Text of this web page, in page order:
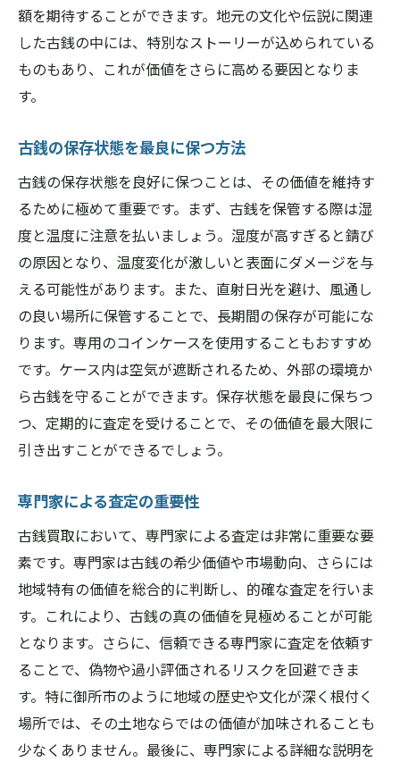
適切な時期を選んで売却する
交渉力を向上させる方法
市場価値に基づく価格交渉術
地域の特徴を利用して価格を引き上げる
額を期待することができます。地元の文化や伝説に関連
した古銭の中には、特別なストーリーが込められている
ものもあり、これが価値をさらに高める要因となりま
す。
古銭の保存状態を最良に保つ方法
古銭の保存状態を良好に保つことは、その価値を維持す
るために極めて重要です。まず、古銭を保管する際は湿
度と温度に注意を払いましょう。湿度が高すぎると錆び
の原因となり、温度変化が激しいと表面にダメージを与
える可能性があります。また、直射日光を避け、風通し
の良い場所に保管することで、長期間の保存が可能にな
ります。専用のコインケースを使用することもおすすめ
です。ケース内は空気が遮断されるため、外部の環境か
ら古銭を守ることができます。保存状態を最良に保ちつ
つ、定期的に査定を受けることで、その価値を最大限に
引き出すことができるでしょう。
専門家による査定の重要性
古銭買取において、専門家による査定は非常に重要な要
素です。専門家は古銭の希少価値や市場動向、さらには
地域特有の価値を総合的に判断し、的確な査定を行いま
す。これにより、古銭の真の価値を見極めることが可能
となります。さらに、信頼できる専門家に査定を依頼す
ることで、偽物や過小評価されるリスクを回避できま
す。特に御所市のように地域の歴史や文化が深く根付く
場所では、その土地ならではの価値が加味されることも
少なくありません。最後に、専門家による詳細な説明を